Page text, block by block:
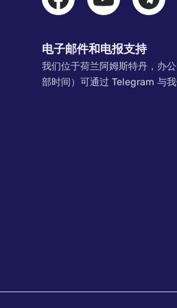
电子邮件和电报支持
我们位于荷兰阿姆斯特丹，办
部时间）可通过 Telegram 与我